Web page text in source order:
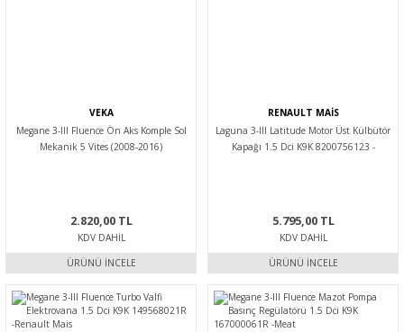
VEKA
Megane 3-III Fluence Ön Aks Komple Sol
Mekanik 5 Vites (2008-2016)
2.820,00 TL
KDV DAHIL
ÜRÜNÜ İNCELE
RENAULT MAİS
Laguna 3-III Latitude Motor Üst Külbütör
Kapağı 1.5 Dci K9K 8200756123 -
5.795,00 TL
KDV DAHIL
ÜRÜNÜ İNCELE